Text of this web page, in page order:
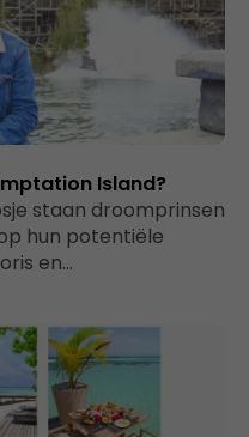
Island?
staan droomprinsen
hun potentiële
en…